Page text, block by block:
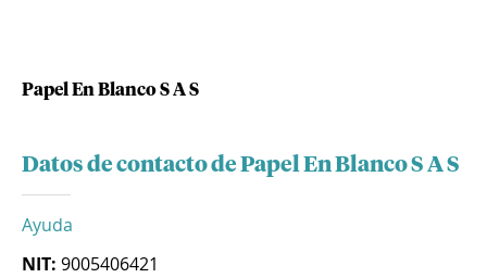
Papel En Blanco S A S
Datos de contacto de Papel En Blanco S A S
Ayuda
NIT: 9005406421